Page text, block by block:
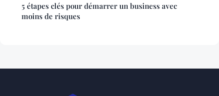
5 étapes clés pour démarrer un business avec
moins de risques